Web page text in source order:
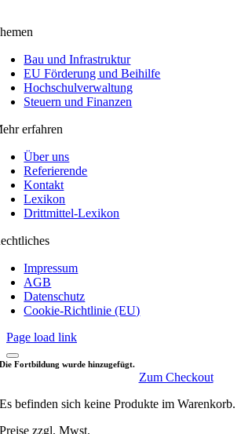
Bau und Infrastruktur
EU Förderung und Beihilfe
Hochschulverwaltung
Steuern und Finanzen
erfahren
Über uns
Referierende
Kontakt
Lexikon
Drittmittel-Lexikon
Impressum
AGB
Datenschutz
Cookie-Richtlinie (EU)
Page load link
Die Fortbildung wurde hinzugefügt.
Zum Checkout
Es befinden sich keine Produkte im Warenkorb.
Preise zzgl. Mwst.